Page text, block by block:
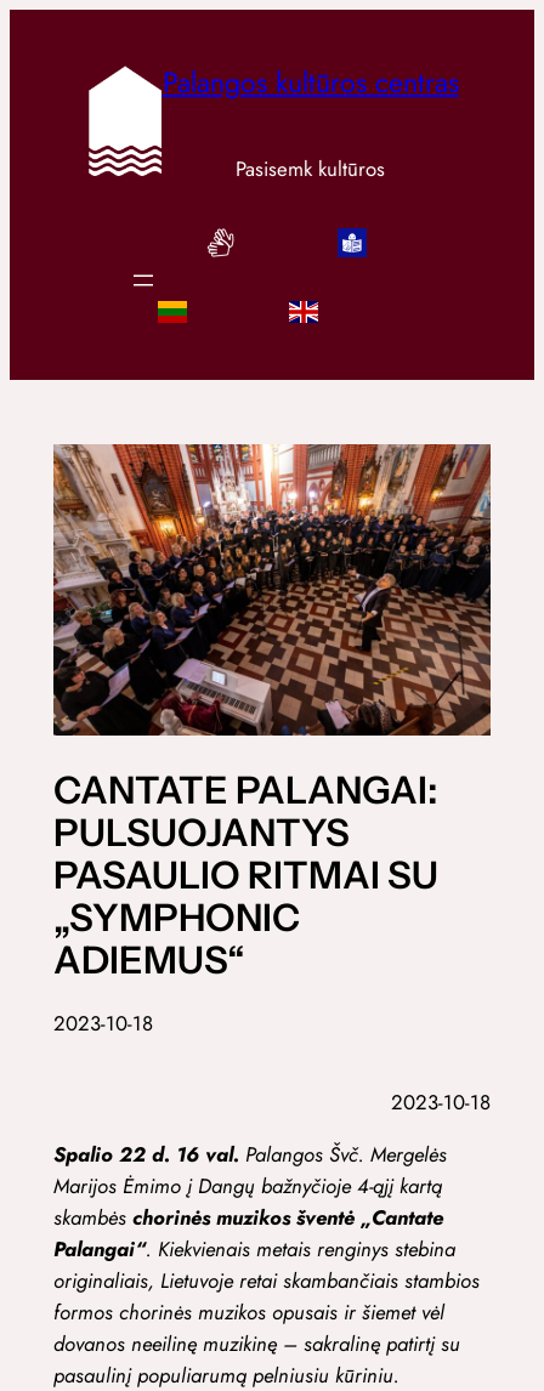
Palangos kultūros centras
Pasisemk kultūros
CANTATE PALANGAI:
PULSUOJANTYS
PASAULIO RITMAI SU
„SYMPHONIC
ADIEMUS“
2023-10-18
2023-10-18
Spalio 22 d. 16 val. Palangos Švč. Mergelės
Marijos Ėmimo į Dangų bažnyčioje 4-ąjį kartą
skambės chorinės muzikos šventė „Cantate
Palangai“. Kiekvienais metais renginys stebina
originaliais, Lietuvoje retai skambančiais stambios
formos chorinės muzikos opusais ir šiemet vėl
dovanos neeilinę muzikinę – sakralinę patirtį su
pasaulinį populiarumą pelniusiu kūriniu.